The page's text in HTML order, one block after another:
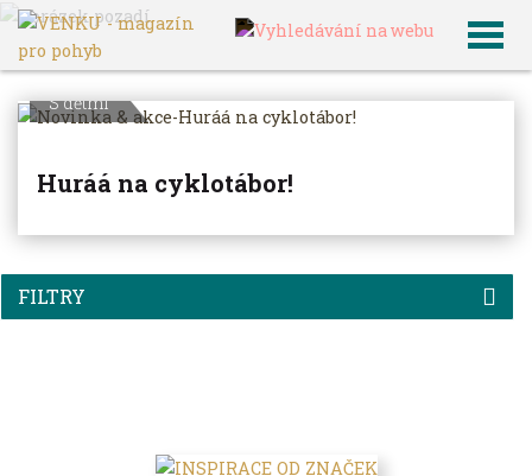
VENKU Archiv článků
FILTRY
S dětmi
Huráá na cyklotábor!